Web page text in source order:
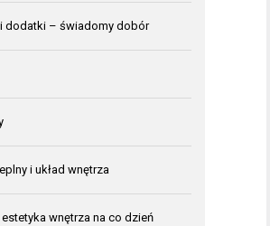
dodatki – świadomy dobór
i układ wnętrza
wnętrza na co dzień